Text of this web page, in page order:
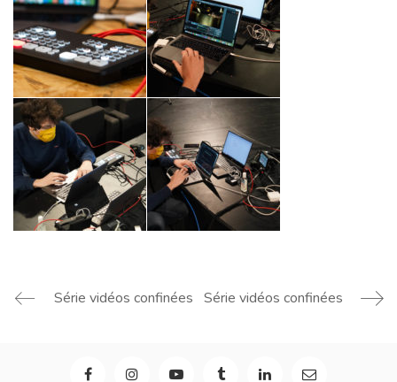
Série vidéos confinées Série vidéos confinées